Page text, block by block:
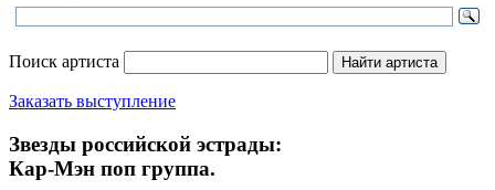
Поиск артиста
Заказать выступление
Звезды российской эстрады:
Кар-Мэн поп группа.